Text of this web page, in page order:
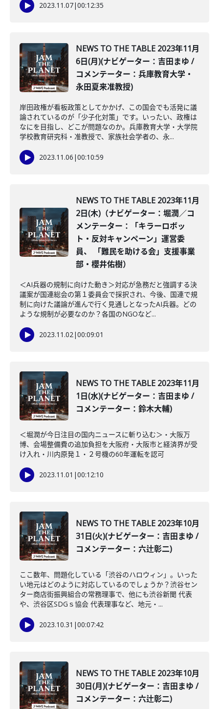
2023.11.07|00:12:35
NEWS TO THE TABLE 2023年11月
6日(月)(ナビゲーター：吉田まゆ /
コメンテーター：兵庫教育大学・
永田夏来准教授)
岸田政権が看板政策としてかかげ、この国会でも活発に議
論されているのが「少子化対策」です。いったい、政権は
なにを目指し、どこが問題なのか。兵庫教育大学・大学院
学校教育研究科・准教授で、家族社会学者の、永...
2023.11.06 |00:10:59
NEWS TO THE TABLE 2023年11月
2日(木)（ナビゲーター：堀潤／コ
メンテーター：「キラーロボッ
ト・反対キャンペーン」運営委
員、 「難民を助ける会」支援事業
部・櫻井佑樹）
＜AI兵器の規制に向けた動き＞対応が急務だと強調する決
議案が国連総会の第１委員会で採択され、今後、国連で規
制に向けた議論が進んで行く見通しとなったAI兵器。どの
ような規制が必要なのか？各国のNGOなど...
2023.11.02|00:09:01
NEWS TO THE TABLE 2023年11月
1日(水)(ナビゲーター：吉田まゆ /
コメンテーター：鈴木大輔)
＜堀潤が今日注目の国内ニュースに斬り込む＞・大阪万
博、会場整備費の追加負担を大阪府・大阪市と経済界が受
け入れ・川内原発１・２号機の60年運転を認可
2023.11.01 |00:12:10
NEWS TO THE TABLE 2023年10月
31日(火)(ナビゲーター：吉田まゆ /
コメンテーター：六辻彰二)
ここ数年、問題化している「渋谷のハロウィン」。いった
い地元はどのように対応しているのでしょうか？渋谷セン
ター商店街振興組合の常務理事で、他にも渋谷新聞 代表
や、渋谷区SDGｓ協会 代表理事など、地元・...
2023.10.31 |00:07:42
NEWS TO THE TABLE 2023年10月
30日(月)(ナビゲーター：吉田まゆ /
コメンテーター：六辻彰二)